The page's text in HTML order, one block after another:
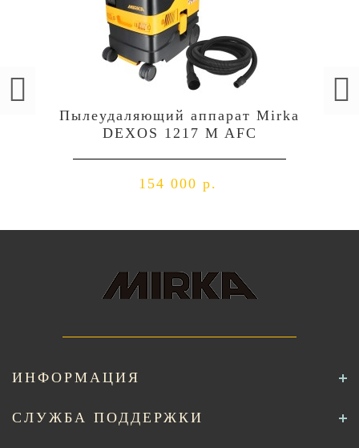
Пылеудаляющий аппарат Mirka
DEXOS 1217 M AFC
154 000 р.
ИНФОРМАЦИЯ
СЛУЖБА ПОДДЕРЖКИ